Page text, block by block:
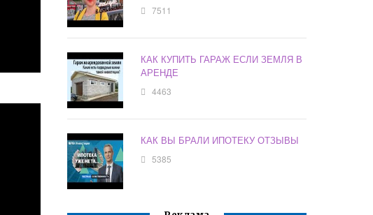
7511
КАК КУПИТЬ ГАРАЖ ЕСЛИ ЗЕМЛЯ В
АРЕНДЕ
4463
КАК ВЫ БРАЛИ ИПОТЕКУ ОТЗЫВЫ
5385